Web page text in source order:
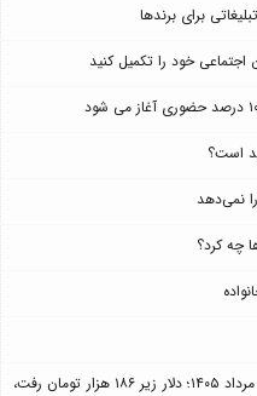
برای برندها
خود را تکمیل کنید
است؟
نمی‌دهد
چه کرد؟
پیش‌بینی قیمت طلا، سکه و دلار یکشنبه ۱۸ مرداد ۱۴۰۵؛ دلار زیر ۱۸۶ هزار تومان رفت،